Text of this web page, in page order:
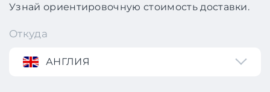
Узнай ориентировочную стоимость доставки.
Откуда
АНГЛИЯ